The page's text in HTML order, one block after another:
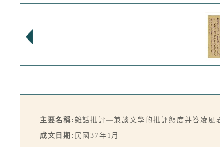
主要名稱: 雜話批評—兼談文學的批評態度并答凌風
成文日期: 民國37年1月